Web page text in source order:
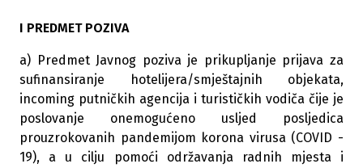
I PREDMET POZIVA
a) Predmet Javnog poziva je prikupljanje prijava za
sufinansiranje hotelijera/smještajnih objekata,
incoming putničkih agencija i turističkih vodiča čije je
poslovanje onemogućeno usljed posljedica
prouzrokovanih pandemijom korona virusa (COVID -
19), a u cilju pomoći održavanja radnih mjesta i